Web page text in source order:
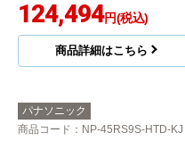
R9シリーズ 食器洗い乾
燥機 NP-45RS9S+ENS
P-SDM-HTW 工事費込
33~40点（約4~5人分）
スライドオープン浅型（ミドル）